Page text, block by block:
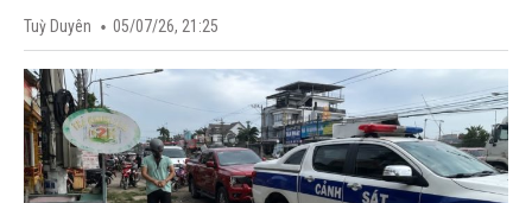
Tuỳ Duyên 05/07/26, 21:25